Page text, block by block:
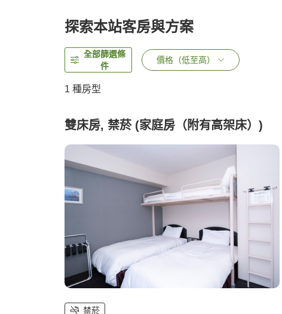
探索本站客房與方案
全部篩選條
件
價格（低至高）
1 種房型
雙床房, 禁菸 (家庭房（附有高架床）)
禁菸